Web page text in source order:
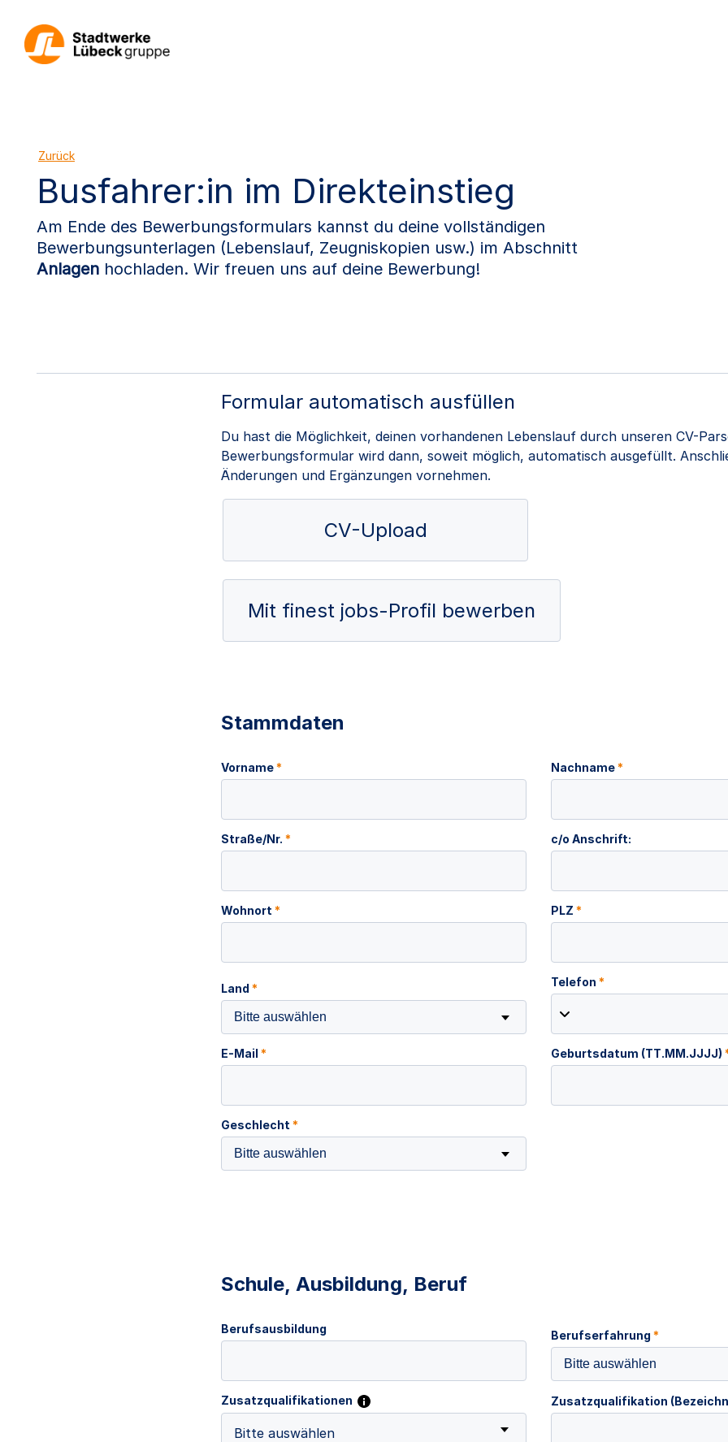
Zurück
Busfahrer:in im Direkteinstieg
Am Ende des Bewerbungsformulars kannst du deine vollständigen
Bewerbungsunterlagen (Lebenslauf, Zeugniskopien usw.) im Abschnitt
Anlagen hochladen. Wir freuen uns auf deine Bewerbung!
Formular automatisch ausfüllen
Du hast die Möglichkeit, deinen vorhandenen Lebenslauf durch unseren CV-
Bewerbungsformular wird dann, soweit möglich, automatisch ausgefüllt.
Änderungen und Ergänzungen vornehmen.
CV-Upload
Mit finest jobs-Profil bewerben
Stammdaten
Vorname* Nachname*
Straße/Nr. * c/o Anschrift:
Wohnort * PLZ *
Land *
Bitte auswählen
Telefon *
E-Mail * Geburtsdatum (TT.MM.JJJJ)
Geschlecht *
Bitte auswählen
Schule, Ausbildung, Beruf
Berufsausbildung Berufserfahrung *
Bitte auswählen
Zusatzqualifikationen
Bitte auswählen
Zusatzqualifikation